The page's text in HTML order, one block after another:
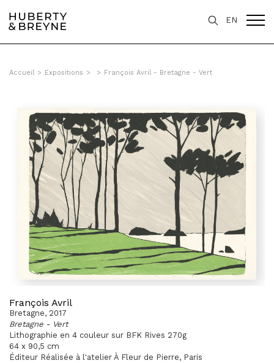
EN
Accueil > Expositions > > François Avril - Bretagne - Vert
François Avril
Bretagne, 2017
Bretagne - Vert
Lithographie en 4 couleur sur BFK Rives 270g
64 x 90,5 cm
Éditeur Réalisée à l'atelier À Fleur de Pierre, Paris